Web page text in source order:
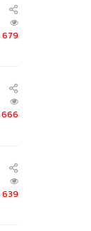
679
666
639